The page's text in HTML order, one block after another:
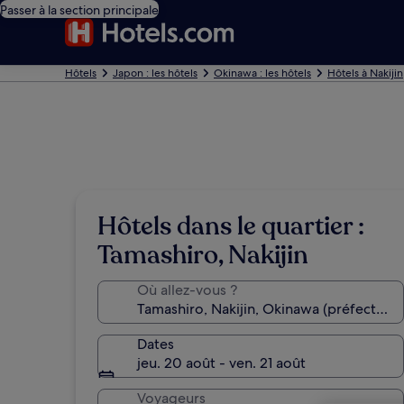
Passer à la section principale
Hôtels Japon : les hôtels Okinawa : les hôtels Hôtels à Nakijin
Hôtels dans le quartier :
Tamashiro, Nakijin
Où allez-vous ?
Dates
jeu. 20 août - ven. 21 août
Voyageurs